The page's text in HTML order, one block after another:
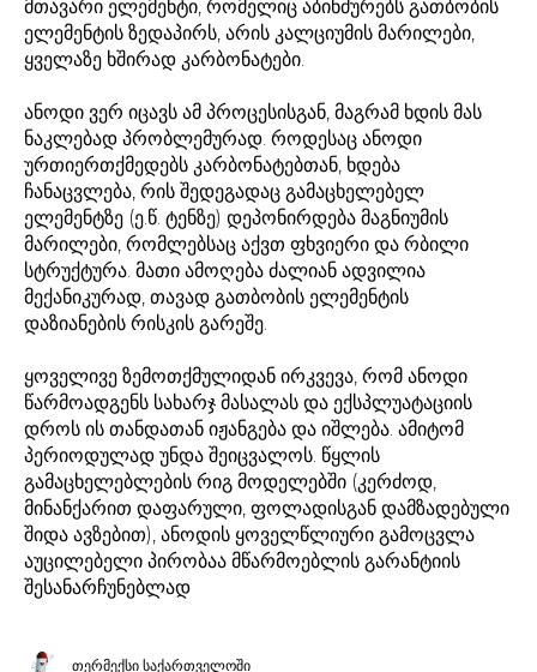
მთავარი ელემენტი, რომელიც აბინძურებს გათბობის
ელემენტის ზედაპირს, არის კალციუმის მარილები,
ყველაზე ხშირად კარბონატები.
ანოდი ვერ იცავს ამ პროცესისგან, მაგრამ ხდის მას
ნაკლებად პრობლემურად. როდესაც ანოდი
ურთიერთქმედებს კარბონატებთან, ხდება
ჩანაცვლება, რის შედეგადაც გამაცხელებელ
ელემენტზე (ე.წ. ტენზე) დეპონირდება მაგნიუმის
მარილები, რომლებსაც აქვთ ფხვიერი და რბილი
სტრუქტურა. მათი ამოღება ძალიან ადვილია
მექანიკურად, თავად გათბობის ელემენტის
დაზიანების რისკის გარეშე.
ყოველივე ზემოთქმულიდან ირკვევა, რომ ანოდი
წარმოადგენს სახარჯ მასალას და ექსპლუატაციის
დროს ის თანდათან იჟანგება და იშლება. ამიტომ
პერიოდულად უნდა შეიცვალოს. წყლის
გამაცხელებლების რიგ მოდელებში (კერძოდ,
მინანქარით დაფარული, ფოლადისგან დამზადებული
შიდა ავზებით), ანოდის ყოველწლიური გამოცვლა
აუცილებელი პირობაა მწარმოებლის გარანტიის
შესანარჩუნებლად
თერმექსი საქართველოში